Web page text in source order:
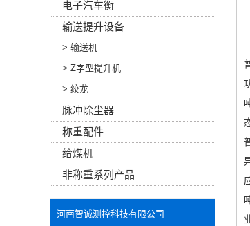
电子汽车衡
输送提升设备
> 输送机
> Z字型提升机
> 绞龙
脉冲除尘器
称重配件
给煤机
非称重系列产品
河南智诚测控科技有限公司